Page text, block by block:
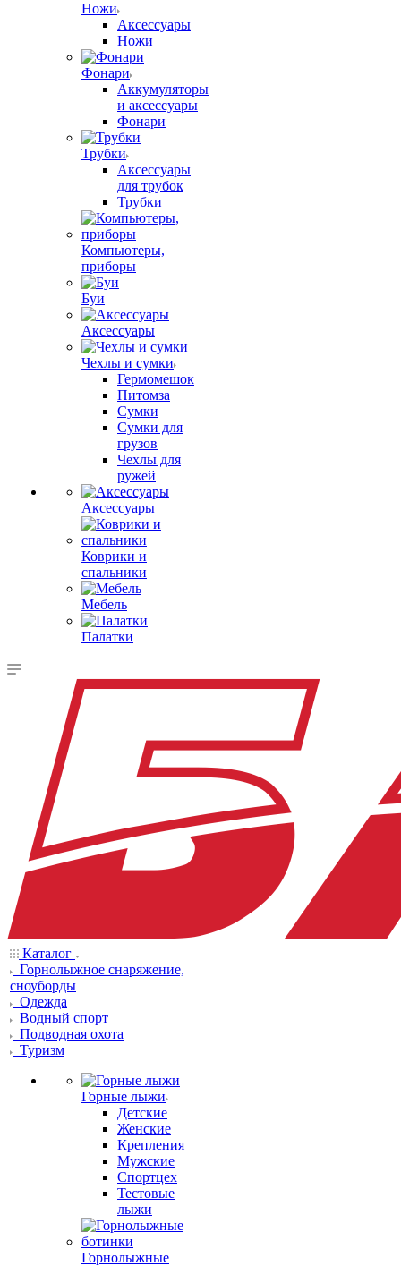
Ножи
Аксессуары
Ножи
Фонари
Аккумуляторы
и аксессуары
Фонари
Трубки
Аксессуары
для трубок
Трубки
Компьютеры,
приборы
Буи
Аксессуары
Чехлы и сумки
Гермомешок
Питомза
Сумки
Сумки для
грузов
Чехлы для
ружей
Аксессуары
Коврики и
спальники
Мебель
Палатки
Каталог
Горнолыжное снаряжение,
сноуборды
Одежда
Водный спорт
Подводная охота
Туризм
Горные лыжи
Детские
Женские
Крепления
Мужские
Спортцех
Тестовые
лыжи
Горнолыжные